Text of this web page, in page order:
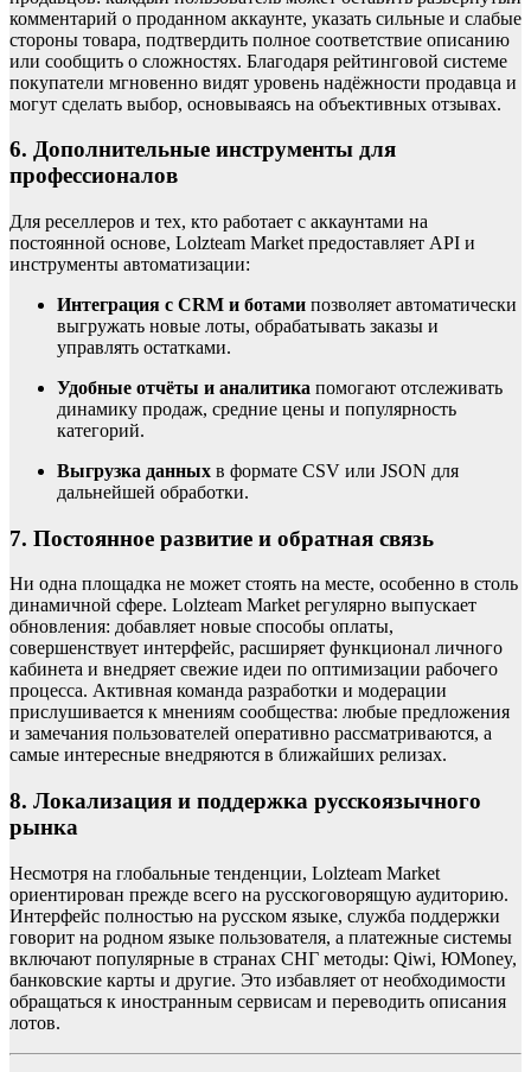
комментарий о проданном аккаунте, указать сильные и слабые
стороны товара, подтвердить полное соответствие описанию
или сообщить о сложностях. Благодаря рейтинговой системе
покупатели мгновенно видят уровень надёжности продавца и
могут сделать выбор, основываясь на объективных отзывах.
6. Дополнительные инструменты для
профессионалов
Для реселлеров и тех, кто работает с аккаунтами на
постоянной основе, Lolzteam Market предоставляет API и
инструменты автоматизации:
Интеграция с CRM и ботами позволяет автоматически
выгружать новые лоты, обрабатывать заказы и
управлять остатками.
Удобные отчёты и аналитика помогают отслеживать
динамику продаж, средние цены и популярность
категорий.
Выгрузка данных в формате CSV или JSON для
дальнейшей обработки.
7. Постоянное развитие и обратная связь
Ни одна площадка не может стоять на месте, особенно в столь
динамичной сфере. Lolzteam Market регулярно выпускает
обновления: добавляет новые способы оплаты,
совершенствует интерфейс, расширяет функционал личного
кабинета и внедряет свежие идеи по оптимизации рабочего
процесса. Активная команда разработки и модерации
прислушивается к мнениям сообщества: любые предложения
и замечания пользователей оперативно рассматриваются, а
самые интересные внедряются в ближайших релизах.
8. Локализация и поддержка русскоязычного
рынка
Несмотря на глобальные тенденции, Lolzteam Market
ориентирован прежде всего на русскоговорящую аудиторию.
Интерфейс полностью на русском языке, служба поддержки
говорит на родном языке пользователя, а платежные системы
включают популярные в странах СНГ методы: Qiwi, ЮMoney,
банковские карты и другие. Это избавляет от необходимости
обращаться к иностранным сервисам и переводить описания
лотов.